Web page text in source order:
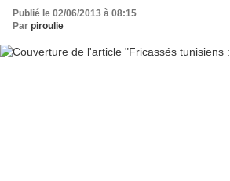
Publié le 02/06/2013 à 08:15
Par piroulie